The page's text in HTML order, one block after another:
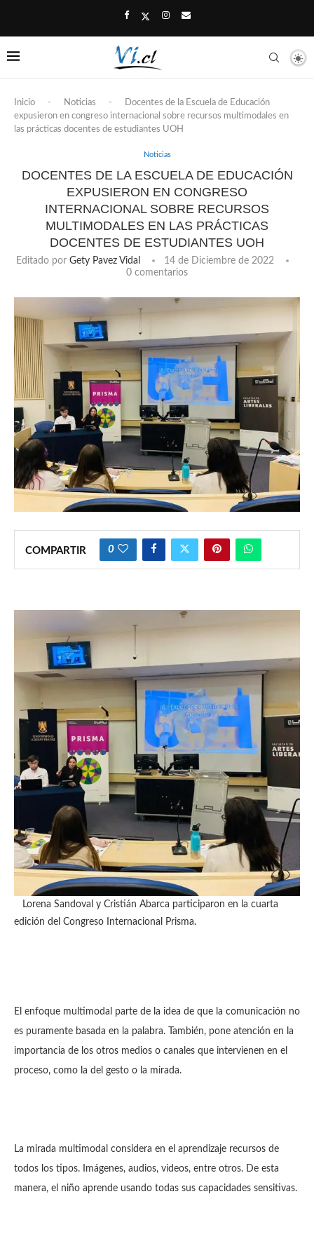
Inicio - Noticias -
Docentes de la Escuela de Educación
expusieron en congreso internacional sobre recursos multimodales en
las prácticas docentes de estudiantes UOH
Noticias
DOCENTES DE LA ESCUELA DE EDUCACIÓN
EXPUSIERON EN CONGRESO
INTERNACIONAL SOBRE RECURSOS
MULTIMODALES EN LAS PRÁCTICAS
DOCENTES DE ESTUDIANTES UOH
Editado por Gety Pavez Vidal
14 de Diciembre de 2022
0 comentarios
COMPARTIR 0
Lorena Sandoval y Cristián Abarca participaron en la cuarta
edición del Congreso Internacional Prisma.
El enfoque multimodal parte de la idea de que la comunicación no
es puramente basada en la palabra. También, pone atención en la
importancia de los otros medios o canales que intervienen en el
proceso, como la del gesto o la mirada.
La mirada multimodal considera en el aprendizaje recursos de
todos los tipos. Imágenes, audios, videos, entre otros. De esta
manera, el niño aprende usando todas sus capacidades sensitivas.